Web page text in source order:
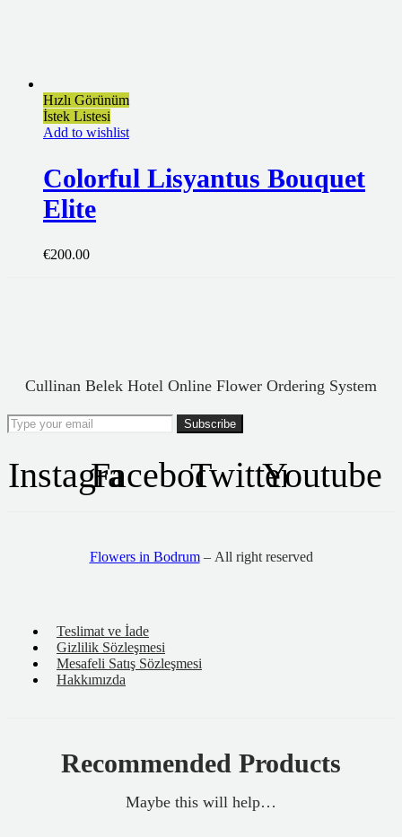
Hızlı Görünüm
İstek Listesi
Add to wishlist
Colorful Lisyantus Bouquet
Elite
€200.00
Cullinan Belek Hotel Online Flower Ordering System
InstagramFacebookTwitterYoutube
Flowers in Bodrum– All right reserved
Teslimat ve İade
Gizlilik Sözleşmesi
Mesafeli Satış Sözleşmesi
Hakkımızda
Recommended Products
Maybe this will help…